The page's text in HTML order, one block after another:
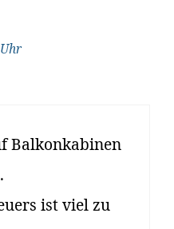
Balkonkabinen
ist viel zu